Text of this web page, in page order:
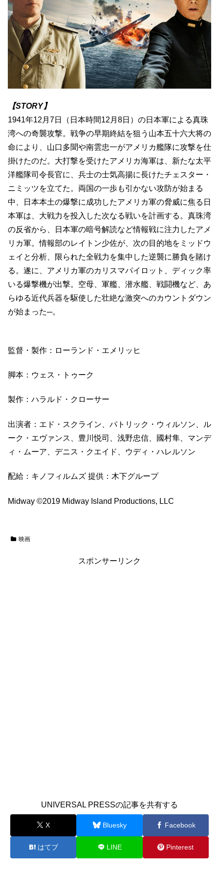
【STORY】
1941年12月7日（日本時間12月8日）の日本軍による真珠
湾への奇襲攻撃。戦争の早期終結を狙う山本五十六大将の
命により、山口多聞や南雲忠一がアメリカ艦隊に攻撃を仕
掛けたのだ。大打撃を受けたアメリカ海軍は、新たな太平
洋艦隊司令長官に、兵士の士気高揚に長けたチェスター・
ニミッツを立てた。両国の一歩も引かない攻防が始まる
中、日本本土の爆撃に成功したアメリカ軍の脅威に焦る日
本軍は、大戦力を投入した次なる戦いを計画する。真珠湾
の反省から、日本軍の暗号解読など情報戦に注力したアメ
リカ軍。情報部のレイトン少佐が、次の目的地をミッドウ
ェイと分析、限られた全戦力を集中した逆襲に勝負を賭け
る。遂に、アメリカ軍のカリスマパイロット、ディック率
いる爆撃機が出撃。空母、軍艦、潜水艦、戦闘機など、あ
らゆる近代兵器を駆使した壮絶な激突へのカウントダウン
が始まった─。
監督・製作：ローランド・エメリッヒ
脚本：ウェス・トゥーク
製作：ハラルド・クローサー
出演者：エド・スクライン、パトリック・ウィルソン、ル
ーク・エヴァンス、豊川悦司、浅野忠信、國村隼、マンデ
ィ・ムーア、デニス・クエイド、ウディ・ハレルソン
配給：キノフィルムズ 提供：木下グループ
Midway ©2019 Midway Island Productions, LLC
映画
スポンサーリンク
UNIVERSAL PRESSの記事を共有する
X Bluesky Facebook
はてブ LINE Pinterest